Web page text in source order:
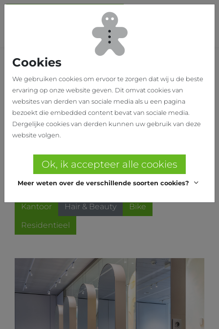
Onze realisaties
Wij bedenken en produceren
functionele en creatieve
oplossingen
Filter
Apotheek
Fashion
Retail divers
Horeca & Food
Showroom
Optiek
Kantoor
Hair & Beauty
Bike
Residentieel
Cookies
We gebruiken cookies om ervoor te zorgen dat wij u de beste
ervaring op onze website geven. Dit omvat cookies van
websites van derden van sociale media als u een pagina
bezoekt die embedded content bevat van sociale media.
Dergelijke cookies van derden kunnen uw gebruik van deze
website volgen.
Ok, ik accepteer alle cookies
Meer weten over de verschillende soorten cookies?